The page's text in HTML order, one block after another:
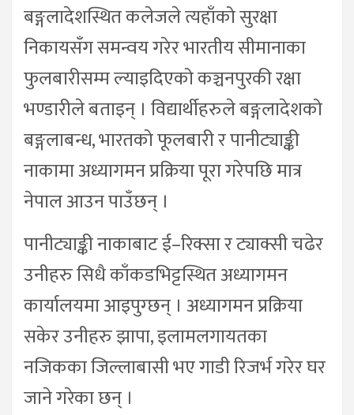
बङ्गलादेशस्थित कलेजले त्यहाँको सुरक्षा
निकायसँग समन्वय गरेर भारतीय सीमानाका
फुलबारीसम्म ल्याइदिएको कञ्चनपुरकी रक्षा
भण्डारीले बताइन् । विद्यार्थीहरुले बङ्गलादेशको
बङ्गलाबन्ध, भारतको फूलबारी र पानीट्याङ्की
नाकामा अध्यागमन प्रक्रिया पूरा गरेपछि मात्र
नेपाल आउन पाउँछन् ।
पानीट्याङ्की नाकाबाट ई–रिक्सा र ट्याक्सी चढेर
उनीहरु सिधै काँकडभिट्टस्थित अध्यागमन
कार्यालयमा आइपुग्छन् । अध्यागमन प्रक्रिया
सकेर उनीहरु झापा, इलामलगायतका
नजिकका जिल्लाबासी भए गाडी रिजर्भ गरेर घर
जाने गरेका छन् ।